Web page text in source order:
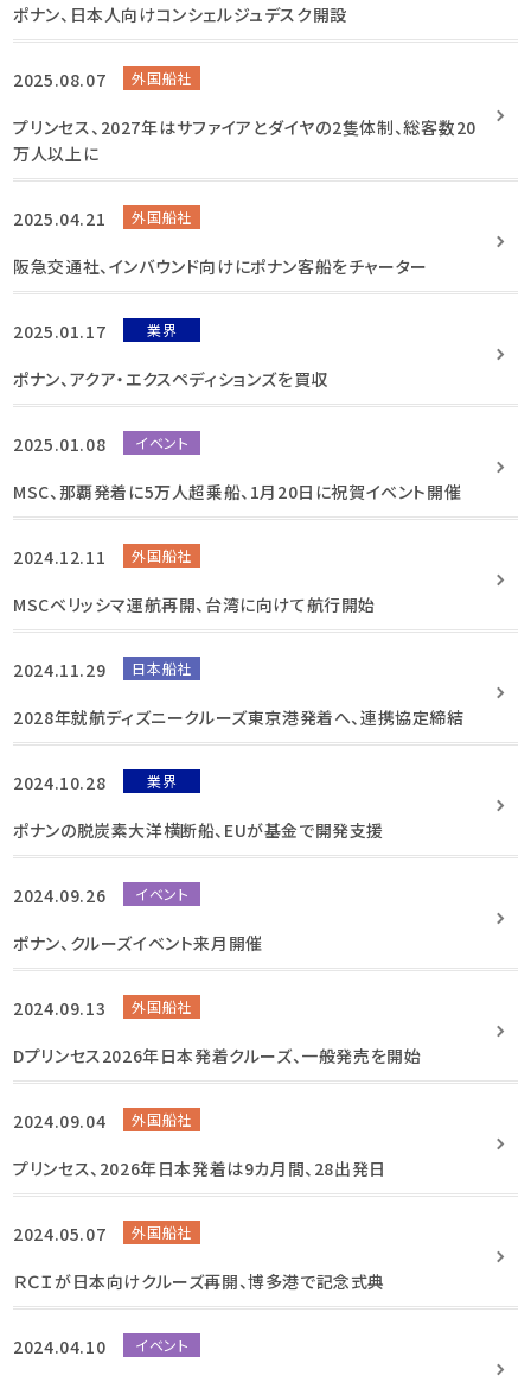
ポナン、日本人向けコンシェルジュデスク開設
2025.08.07 外国船社
プリンセス、2027年はサファイアとダイヤの2隻体制、総客数20
万人以上に
2025.04.21 外国船社
阪急交通社、インバウンド向けにポナン客船をチャーター
2025.01.17 業界
ポナン、アクア・エクスペディションズを買収
2025.01.08 イベント
MSC、那覇発着に5万人超乗船、1月20日に祝賀イベント開催
2024.12.11 外国船社
MSCベリッシマ運航再開、台湾に向けて航行開始
2024.11.29 日本船社
2028年就航ディズニークルーズ東京港発着へ、連携協定締結
2024.10.28 業界
ポナンの脱炭素大洋横断船、EUが基金で開発支援
2024.09.26 イベント
ポナン、クルーズイベント来月開催
2024.09.13 外国船社
Dプリンセス2026年日本発着クルーズ、一般発売を開始
2024.09.04 外国船社
プリンセス、2026年日本発着は9カ月間、28出発日
2024.05.07 外国船社
ＲＣＩが日本向けクルーズ再開、博多港で記念式典
2024.04.10 イベント